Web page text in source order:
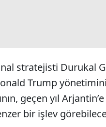
stratejisti Durukal
Trump
geçen yıl
bir işlev